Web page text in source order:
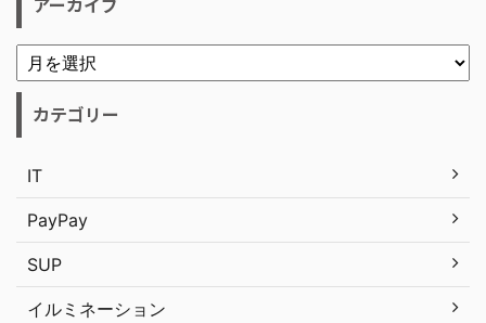
カテゴリー
IT
PayPay
SUP
イルミネーション